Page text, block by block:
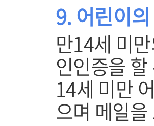
9. 어린이
만14세 미
인인증을
14세 미만
으며 메일